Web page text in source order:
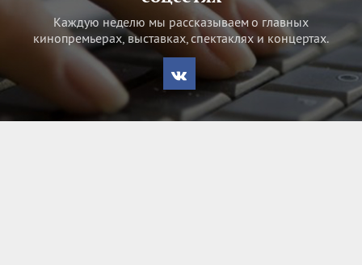
Каждую неделю мы рассказываем о главных
кинопремьерах, выставках, спектаклях и концертах.